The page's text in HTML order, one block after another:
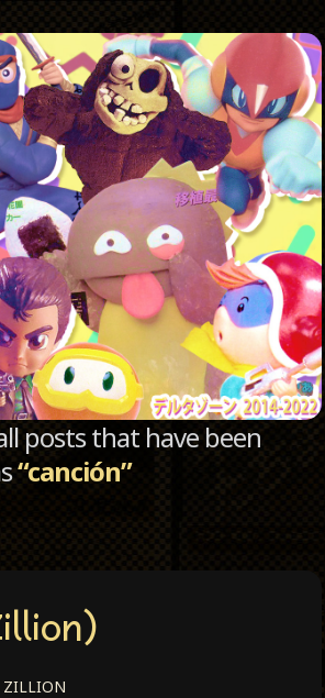
posts that have been
“canción”
ZILLION